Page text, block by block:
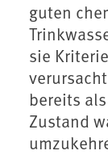
guten
sie
bereits
Zustand